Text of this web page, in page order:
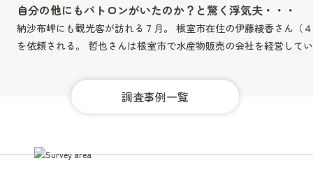
自分の他にもパトロンがいたのか？と驚く浮気夫・・・
納沙布岬にも観光客が訪れる７月。 根室市在住の伊藤綾香さん
を依頼される。 哲也さんは根室市で水産物販売の会社を経営して
調査事例一覧